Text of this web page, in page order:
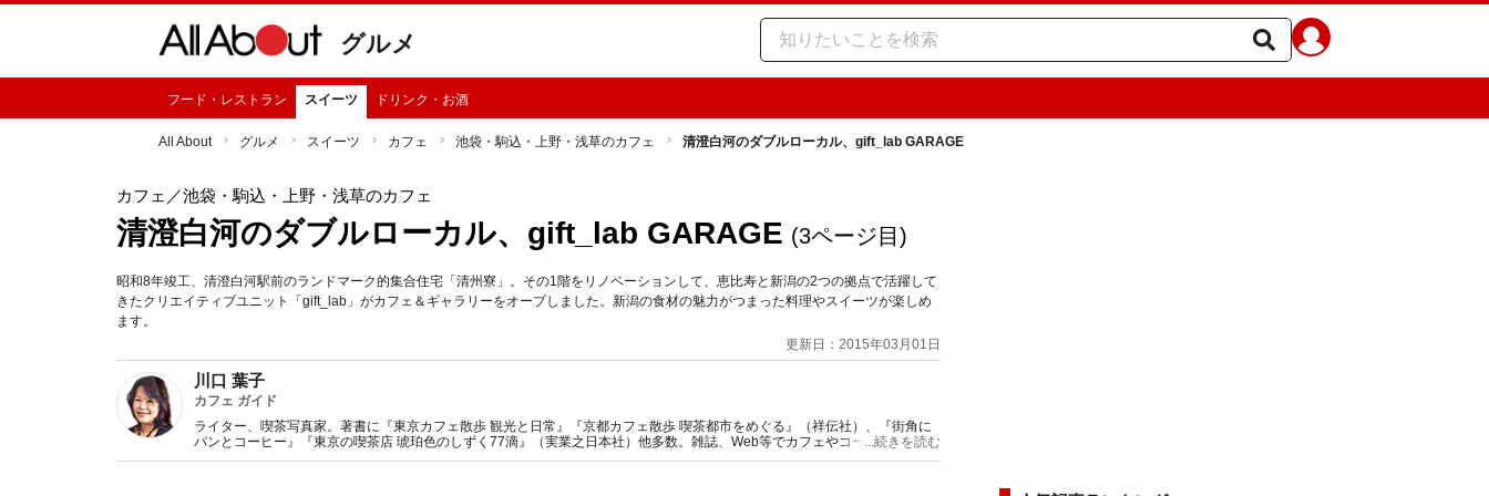
グルメ
フード・レストラン スイーツ ドリンク・お酒
All About グルメ スイーツ カフェ 池袋・駒込・上野・浅草のカフェ 清澄白河のダブルローカル、gift_lab GARAGE
カフェ ／池袋・駒込・上野・浅草のカフェ
清澄白河のダブルローカル、gift_lab GARAGE (3ページ目)
昭和8年竣工、清澄白河駅前のランドマーク的集合住宅「清州寮」。その1階をリノベーションして、恵比寿と新潟の2つの拠点で活躍して
きたクリエイティブユニット「gift_lab」がカフェ＆ギャラリーをオープしました。新潟の食材の魅力がつまった料理やスイーツが楽しめ
ます。
更新日：2015年03月01日
川口 葉子
カフェ ガイド
ライター、喫茶写真家。著書に『東京カフェ散歩 観光と日常』『京都カフェ散歩 喫茶都市をめぐる』（祥伝社）、『街角に
パンとコーヒー』『東京の喫茶店 琥珀色のしずく77滴』（実業之日本社）他多数。雑誌、Web等でカフェやコーヒー特集の
監修、記事執筆多数。Webサイト『東京カフェマニア』主宰。
...続きを読む